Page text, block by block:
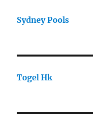
Sydney Pools
Togel Hk